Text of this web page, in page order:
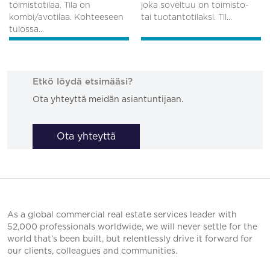
toimistotilaa. Tila on
kombi/avotilaa. Kohteeseen
tulossa...
joka soveltuu on toimisto-
tai tuotantotilaksi. Til...
Etkö löydä etsimääsi?
Ota yhteyttä meidän asiantuntijaan.
Ota yhteyttä
As a global commercial real estate services leader with
52,000 professionals worldwide, we will never settle for the
world that’s been built, but relentlessly drive it forward for
our clients, colleagues and communities.